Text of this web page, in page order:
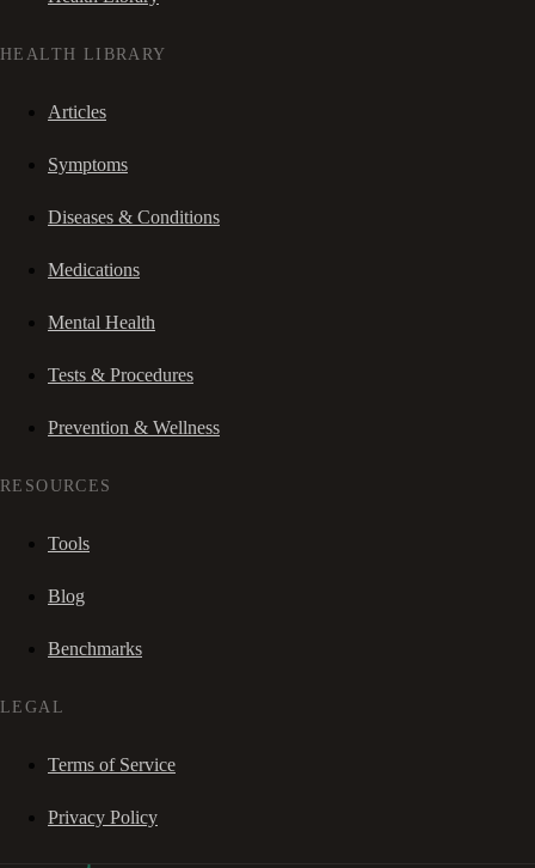
HEALTH LIBRARY
Articles
Symptoms
Diseases & Conditions
Medications
Mental Health
Tests & Procedures
Prevention & Wellness
RESOURCES
Tools
Blog
Benchmarks
LEGAL
Terms of Service
Privacy Policy